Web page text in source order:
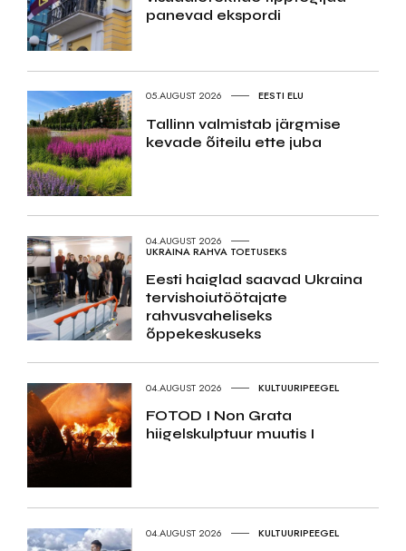
panevad ekspordi
05.AUGUST 2026 EESTI ELU
Tallinn valmistab järgmise
kevade õiteilu ette juba
04.AUGUST 2026
UKRAINA RAHVA TOETUSEKS
Eesti haiglad saavad Ukraina
tervishoiutöötajate
rahvusvaheliseks
õppekeskuseks
04.AUGUST 2026 KULTUURIPEEGEL
FOTOD I Non Grata
hiigelskulptuur muutis I
04.AUGUST 2026 KULTUURIPEEGEL